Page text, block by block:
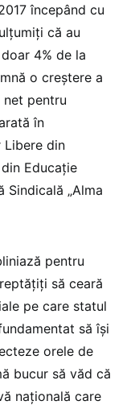
începând cu
că au
4% de la
o creștere a
pentru
în
Libere din
Educație
Sindicală „Alma
pentru
să ceară
pe care statul
să își
orele de
bucur să văd că
națională care